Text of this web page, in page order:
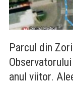
Parcul din
anul viitor.